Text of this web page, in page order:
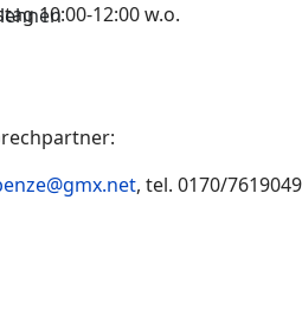
10:00-12:00 w.o.
, tel. 0170/7619049